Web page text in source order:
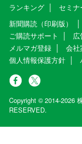
ランキング
セミナ
新聞購読（印刷版）
ご購読サポート
広
メルマガ登録
会社
個人情報保護方針
Copyright © 2014-2026
RESERVED.